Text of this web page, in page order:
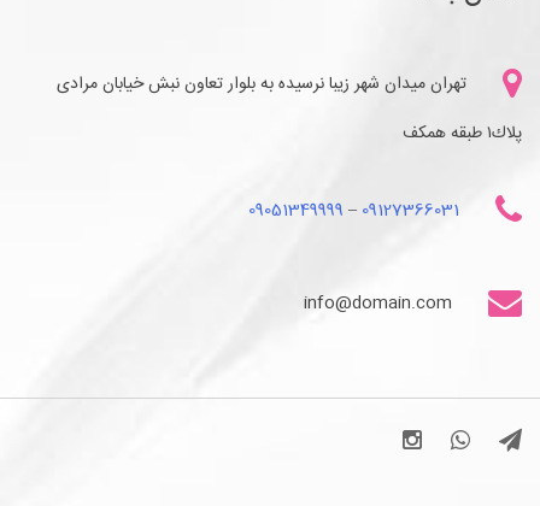
تهران میدان شهر زیبا نرسیده به بلوار تعاون نبش خیابان مرادی
پلاك١ طبقه همكف
09127366031
–
09051349999
info@domain.com